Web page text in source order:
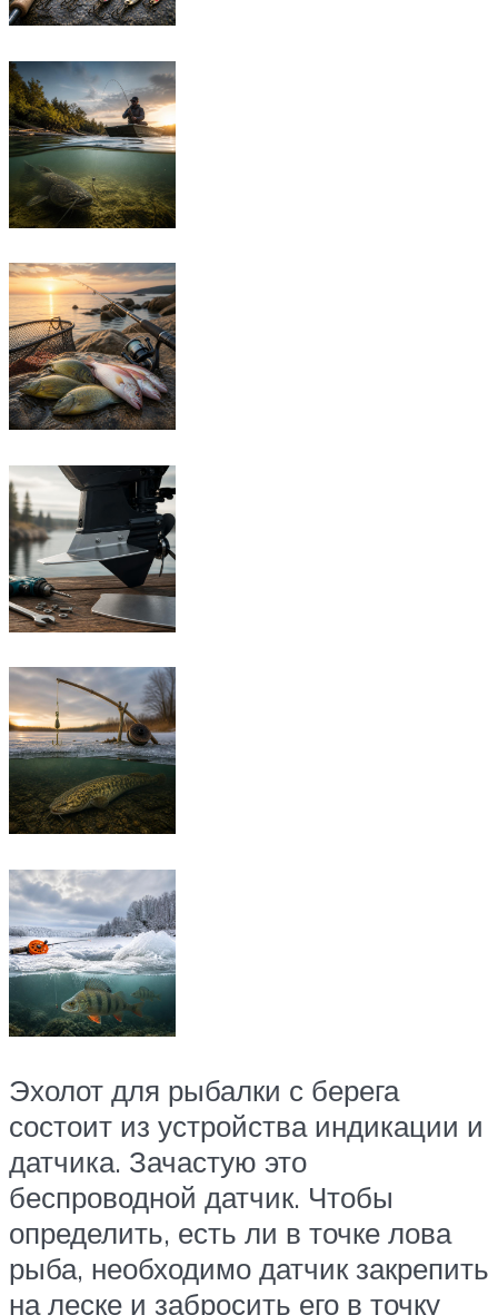
Эхолот для рыбалки с берега
состоит из устройства индикации и
датчика. Зачастую это
беспроводной датчик. Чтобы
определить, есть ли в точке лова
рыба, необходимо датчик закрепить
на леске и забросить его в точку